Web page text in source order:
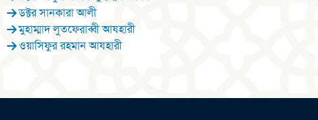
ডক্টর সানকারা আলী
মুহাম্মাদ লুতফেরাব্বী আযহারী
ওয়াসিফুর রহমান আযহারী